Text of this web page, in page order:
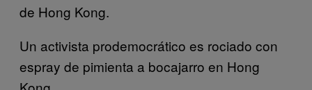
de Hong Kong.
Un activista prodemocrático es rociado con
espray de pimienta a bocajarro en Hong